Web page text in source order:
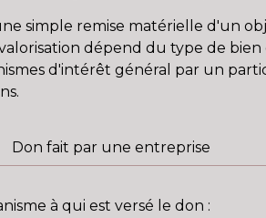
simple remise matérielle d'un
dépend du type de
d'intérêt général par un
Don fait par une entreprise
à qui est versé le don :